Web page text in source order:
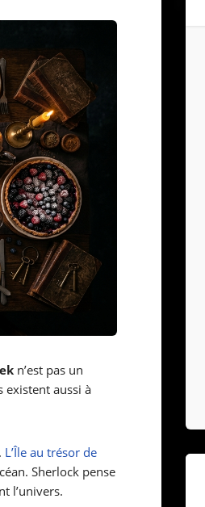
n’est pas un
existent aussi à
L’Île au trésor de
Sherlock pense
l’univers.